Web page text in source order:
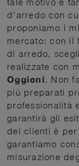
d'arredo con
proponiamo i
mercato: con il
di arredo,
realizzate con
Oggioni. Non
più preparati
professionalità
garantirà gli
dei clienti è
garantiamo
misurazione